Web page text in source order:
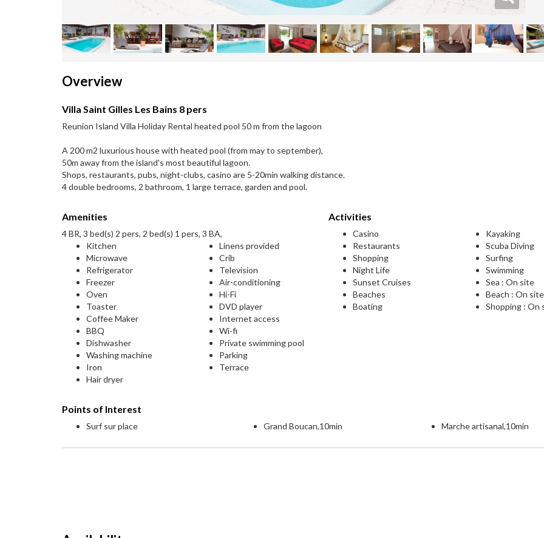
Overview
Villa Saint Gilles Les Bains 8 pers
Reunion Island Villa Holiday Rental heated pool 50 m from the lagoon
A 200 m2 luxurious house with heated pool (from may to september),
50m away from the island's most beautiful lagoon.
Shops, restaurants, pubs, night-clubs, casino are 5-20min walking distance.
4 double bedrooms, 2 bathroom, 1 large terrace, garden and pool.
Amenities
4 BR, 3 bed(s) 2 pers, 2 bed(s) 1 pers, 3 BA,
Kitchen
Microwave
Refrigerator
Freezer
Oven
Toaster
Coffee Maker
BBQ
Dishwasher
Washing machine
Iron
Hair dryer
Linens provided
Crib
Television
Air-conditioning
Hi-Fi
DVD player
Internet access
Wi-fi
Private swimming pool
Parking
Terrace
Activities
Casino
Restaurants
Shopping
Night Life
Sunset Cruises
Beaches
Boating
Kayaking
Scuba Diving
Surfing
Swimming
Sea : On site
Beach : On site
Shopping : On
Points of Interest
Surf sur place Grand Boucan,10min Marche artisanal,10min